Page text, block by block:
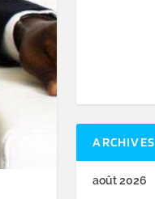
ARCHIVES
août 2026